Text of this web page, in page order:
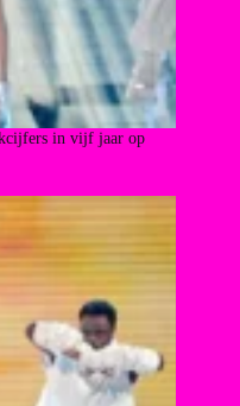
in vijf jaar op